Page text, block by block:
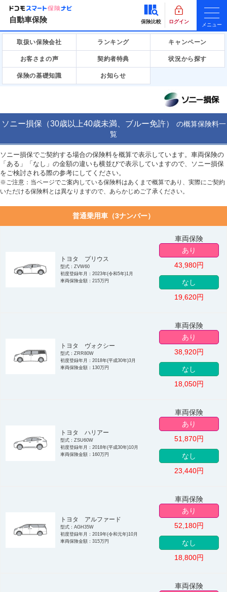
自動車保険 保険比較 ログイン
メニュー
取扱い保険会社 ランキング キャンペーン
お客さまの声 契約者特典 状況から探す
保険の基礎知識 お知らせ
ソニー損保（30歳以上40歳未満、ブルー免許） の概算保険料一
覧
ソニー損保でご契約する場合の保険料を概算で表示しています。車両保険の
「ある」「なし」の金額の違いも横並びで表示していますので、ソニー損保
をご検討される際の参考にしてください。
※ご注意：当ページでご案内している保険料はあくまで概算であり、実際にご契約
いただける保険料とは異なりますので、あらかじめご了承ください。
普通乗用車（3ナンバー）
トヨタ プリウス
型式：ZVW60
初度登録年月：2023年(令和5年)1月
車両保険金額：215万円
車両保険
あり
43,980円
なし
19,620円
トヨタ ヴォクシー
型式：ZRR80W
初度登録年月：2018年(平成30年)3月
車両保険金額：130万円
車両保険
あり
38,920円
なし
18,050円
トヨタ ハリアー
型式：ZSU60W
初度登録年月：2018年(平成30年)10月
車両保険金額：160万円
車両保険
あり
51,870円
なし
23,440円
トヨタ アルファード
型式：AGH35W
初度登録年月：2019年(令和元年)10月
車両保険金額：315万円
車両保険
あり
52,180円
なし
18,800円
車両保険